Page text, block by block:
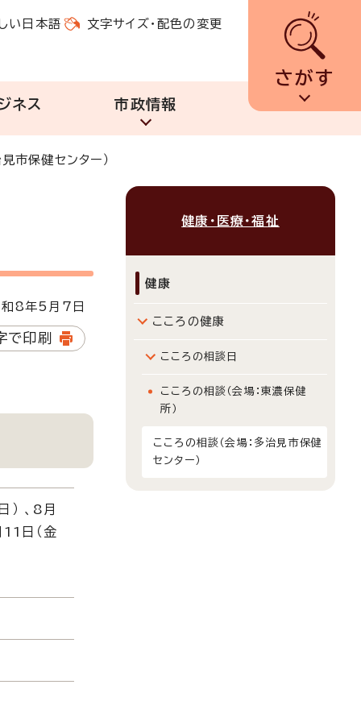
い日本語 文字サイズ・配色の変更
さがす
ネス 市政情報
市保健センター）
8年5月7日
で印刷
） 、8月
11日（金
健康・医療・福祉
健康
こころの健康
こころの相談日
こころの相談（会場：東濃保健
所）
こころの相談（会場：多治見市保健
センター）